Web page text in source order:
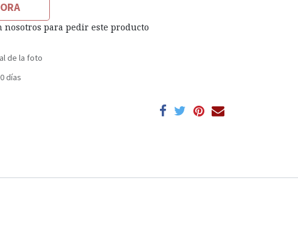
nosotros para pedir este producto
de la foto
días